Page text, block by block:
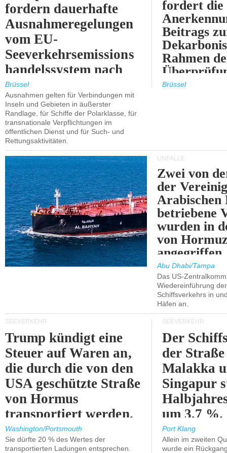
fordern dauerhafte
Ausnahmeregelungen
vom EU-
Seeverkehrsemissions
handelssystem nach
2030.
Brüssel
Ausnahmen gelten für Verbindungen mit
Inseln und Gebieten in äußerster
Randlage, für Schiffe der Polarklasse, für
transnationale Verpflichtungen im
öffentlichen Dienst und für Such- und
Rettungsaktivitäten.
fordert die
Beitrags
Rahmen
ETS.
Brüssel
UNFÄLLE
Zwei von
der
Arabischen
betriebene
wurden in
von
angegriffen.
Abu Dhabi/Tampa
Das US-
Wiedereinführung
Schiffsverkehrs in
Häfen an.
SEEVERKEHR
Trump kündigt eine
Steuer auf Waren an,
die durch die von den
USA geschützte Straße
von Hormus
transportiert werden.
Washington/Portsmouth
Sie dürfte 20 % des Wertes der
transportierten Ladungen entsprechen.
SEEVERKEHR
Der
der
Malakka
Singapur
um 3,7 %.
Port Klang
Allein im zweiten
wurde ein